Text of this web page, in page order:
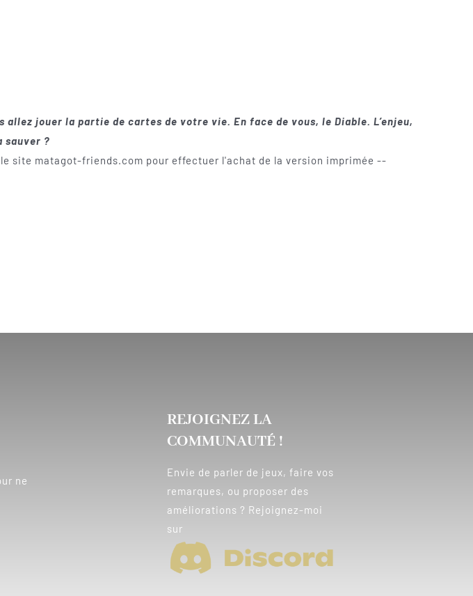
jouer la partie de cartes de votre vie. En face de vous, le Diable. L’enjeu,
sauver ?
site matagot-friends.com pour effectuer l'achat de la version imprimée --
ne
REJOIGNEZ LA
COMMUNAUTÉ !
Envie de parler de jeux, faire vos
remarques, ou proposer des
améliorations ? Rejoignez-moi
sur